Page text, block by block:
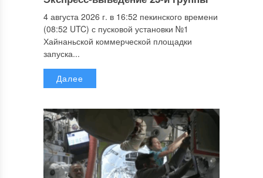
4 августа 2026 г. в 16:52 пекинского времени
(08:52 UTC) с пусковой установки №1
Хайнаньской коммерческой площадки
запуска...
Далее